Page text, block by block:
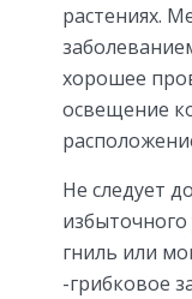
растениях.
хорошее
освещение
Не следует
гниль или
-грибковое